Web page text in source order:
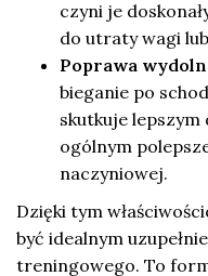
czyni je
do utraty wagi
Poprawa
bieganie po
skutkuje
ogólnym
naczyniowej.
Dzięki tym
być idealnym
treningowego. To